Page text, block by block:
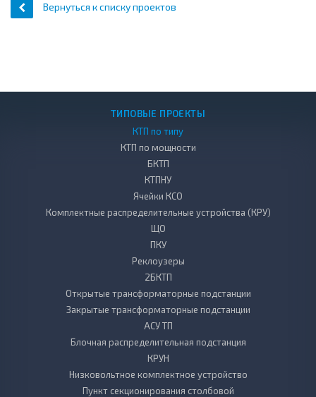
Вернуться к списку проектов
ТИПОВЫЕ ПРОЕКТЫ
КТП по типу
КТП по мощности
БКТП
КТПНУ
Ячейки КСО
Комплектные распределительные устройства (КРУ)
ЩО
ПКУ
Реклоузеры
2БКТП
Открытые трансформаторные подстанции
Закрытые трансформаторные подстанции
АСУ ТП
Блочная распределительная подстанция
КРУН
Низковольтное комплектное устройство
Пункт секционирования столбовой